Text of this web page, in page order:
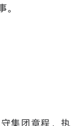
集团章程，执